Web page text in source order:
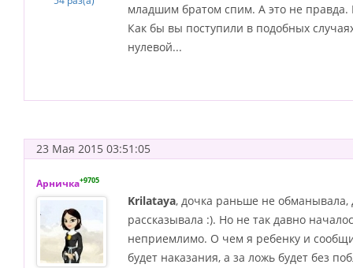
младшим братом спим. А это не правда.
Как бы вы поступили в подобных
нулевой...
23 Мая 2015 03:51:05
Арничка+9705
Krilataya, дочка раньше не обманывала,
рассказывала :). Но не так давно
неприемлимо. О чем я ребенку и
будет наказания, а за ложь будет без